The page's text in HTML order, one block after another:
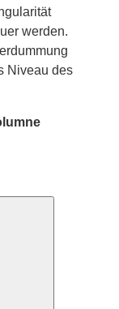
werden.
Niveau des